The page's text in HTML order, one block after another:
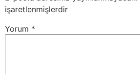
işaretlenmişlerdir
Yorum *